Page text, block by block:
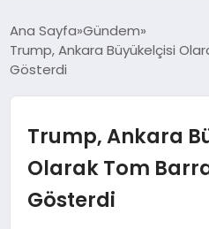
DÜNYA
MAGAZIN
Ana Sayfa Gündem
Trump, Ankara Büyükelçisi
Gösterdi
Trump, Ankara
Olarak Tom
Gösterdi